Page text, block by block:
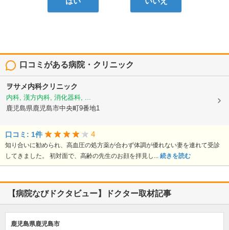
口コミがある病院・クリニック
ヲサメ内科クリニック
内科, 漢方内科, 消化器科, ...
鹿児島県鹿児島市中央町9番地1
口コミ: 1件 4
知り合いに勧められ、高血圧の処方薬が合わず体調が優れない妻を連れて受診
してきました。 初対面で、高齢の先生のお顔を拝見し... 続きを読む
【病院なびドクタビュー】ドクター取材記事
鹿児島県鹿児島市